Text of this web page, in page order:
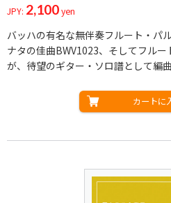
JPY: 2,100yen
バッハの有名な無伴奏フルート・パ
ナタの佳曲BWV1023、そしてフル
が、待望のギター・ソロ譜として編
カートに